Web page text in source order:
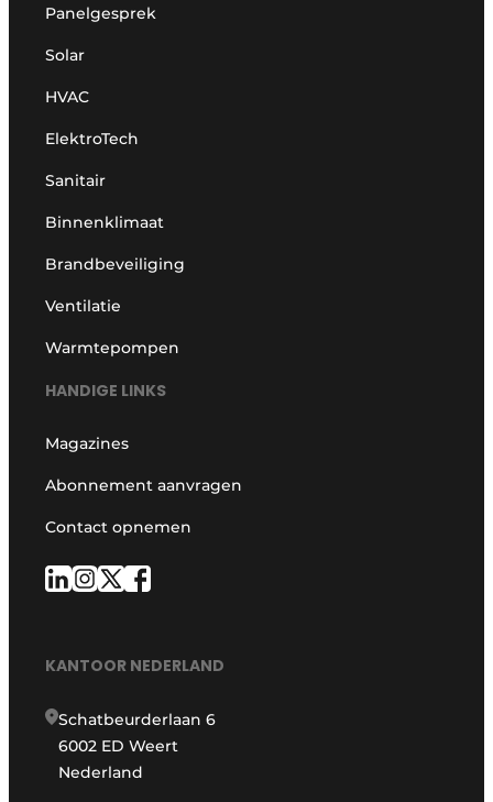
Panelgesprek
Solar
HVAC
ElektroTech
Sanitair
Binnenklimaat
Brandbeveiliging
Ventilatie
Warmtepompen
HANDIGE LINKS
Magazines
Abonnement aanvragen
Contact opnemen
KANTOOR NEDERLAND
Schatbeurderlaan 6
6002 ED Weert
Nederland